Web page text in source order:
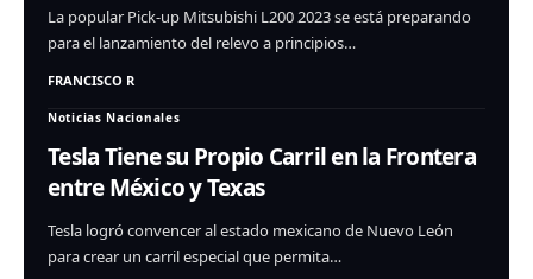
La popular Pick-up Mitsubishi L200 2023 se está preparando
para el lanzamiento del relevo a principios…
FRANCISCO R
Noticias Nacionales
Tesla Tiene su Propio Carril en la Frontera
entre México y Texas
Tesla logró convencer al estado mexicano de Nuevo León
para crear un carril especial que permita…